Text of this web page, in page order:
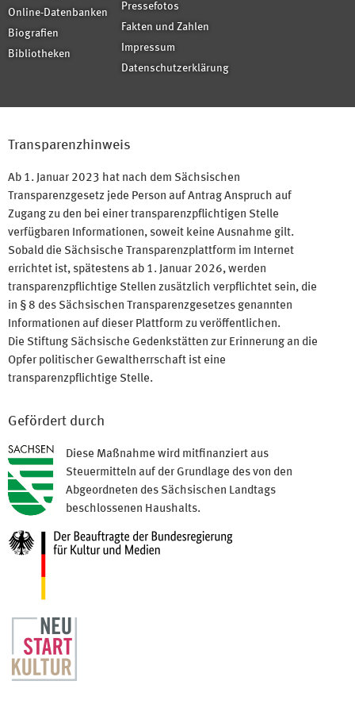
Online-Datenbanken
Biografien
Bibliotheken
Pressefotos
Fakten und Zahlen
Impressum
Datenschutzerklärung
Transparenzhinweis
Ab 1. Januar 2023 hat nach dem Sächsischen
Transparenzgesetz jede Person auf Antrag Anspruch auf
Zugang zu den bei einer transparenzpflichtigen Stelle
verfügbaren Informationen, soweit keine Ausnahme gilt.
Sobald die Sächsische Transparenzplattform im Internet
errichtet ist, spätestens ab 1. Januar 2026, werden
transparenzpflichtige Stellen zusätzlich verpflichtet sein, die
in § 8 des Sächsischen Transparenzgesetzes genannten
Informationen auf dieser Plattform zu veröffentlichen.
Die Stiftung Sächsische Gedenkstätten zur Erinnerung an die
Opfer politischer Gewaltherrschaft ist eine
transparenzpflichtige Stelle.
Gefördert durch
Diese Maßnahme wird mitfinanziert aus
Steuermitteln auf der Grundlage des von den
Abgeordneten des Sächsischen Landtags
beschlossenen Haushalts.